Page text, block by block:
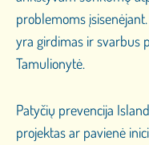
problemoms
yra girdimas ir svarbus
Tamulionytė.
Patyčių prevencija
projektas ar pavienė